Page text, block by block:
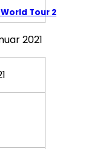
Tour 2
2021